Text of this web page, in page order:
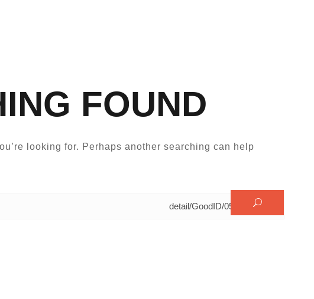
FOUND
looking for. Perhaps another searching can help.